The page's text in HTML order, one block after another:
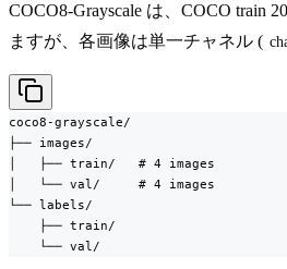
COCO8-Grayscale は、COCO
ますが、各画像は単一チャネル (
coco8-grayscale/
├── images/
│   ├── train/   # 4 images
│   └── val/     # 4 images
└── labels/
    ├── train/
    └── val/